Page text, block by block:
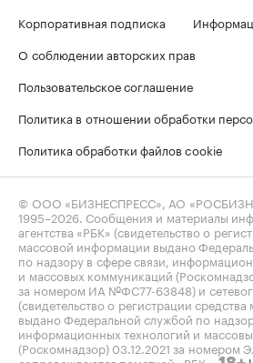
Корпоративная подписка
О соблюдении авторских прав
Пользовательское соглашение
Политика в отношении обработки
Политика обработки файлов cookie
© ООО «БИЗНЕСПРЕСС», АО
1995–2026 . Сообщения и материалы
агентства «РБК» (свидетельство о
массовой информации выдано
по надзору в сфере связи,
и массовых коммуникаций
за номером ИА №ФС77-63848) и
(свидетельство о регистрации
выдано Федеральной службой по
информационных технологий и
(Роскомнадзор) 03.12.2021 за